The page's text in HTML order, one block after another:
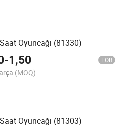
Oyuncağı (81330)
-1,50 FOB
(MOQ)
Oyuncağı (81303)